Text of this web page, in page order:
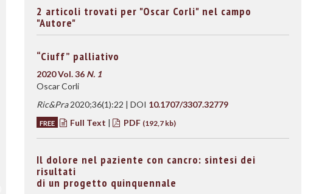
2 articoli trovati per "Oscar Corli" nel campo
"Autore"
“Ciuff” palliativo
2020 Vol. 36 N. 1
Oscar Corli
Ric&Pra2020;36(1):22 | DOI 10.1707/3307.32779
FREE Full Text | PDF (192,7 kb)
Il dolore nel paziente con cancro: sintesi dei
risultati
di un progetto quinquennale